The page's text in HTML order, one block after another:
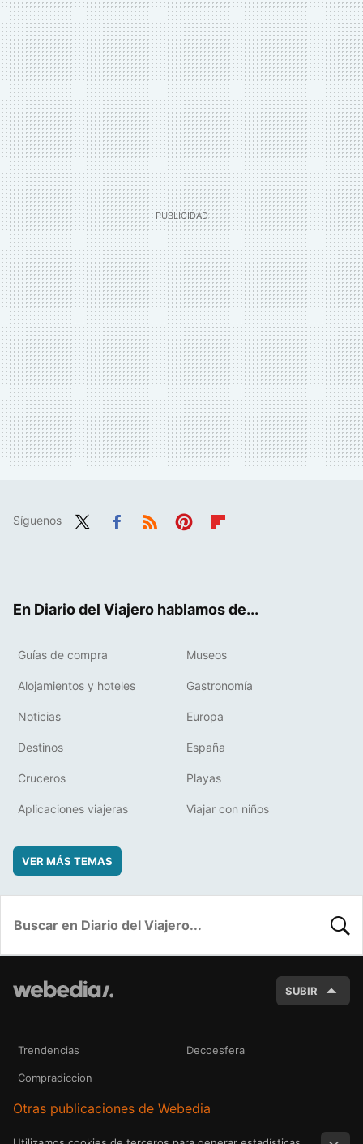
Síguenos
En Diario del Viajero hablamos de...
Guías de compra Museos
Alojamientos y hoteles Gastronomía
Noticias Europa
Destinos España
Cruceros Playas
Aplicaciones viajeras Viajar con niños
VER MÁS TEMAS
SUBIR
Trendencias Decoesfera
Compradiccion
Otras publicaciones de Webedia